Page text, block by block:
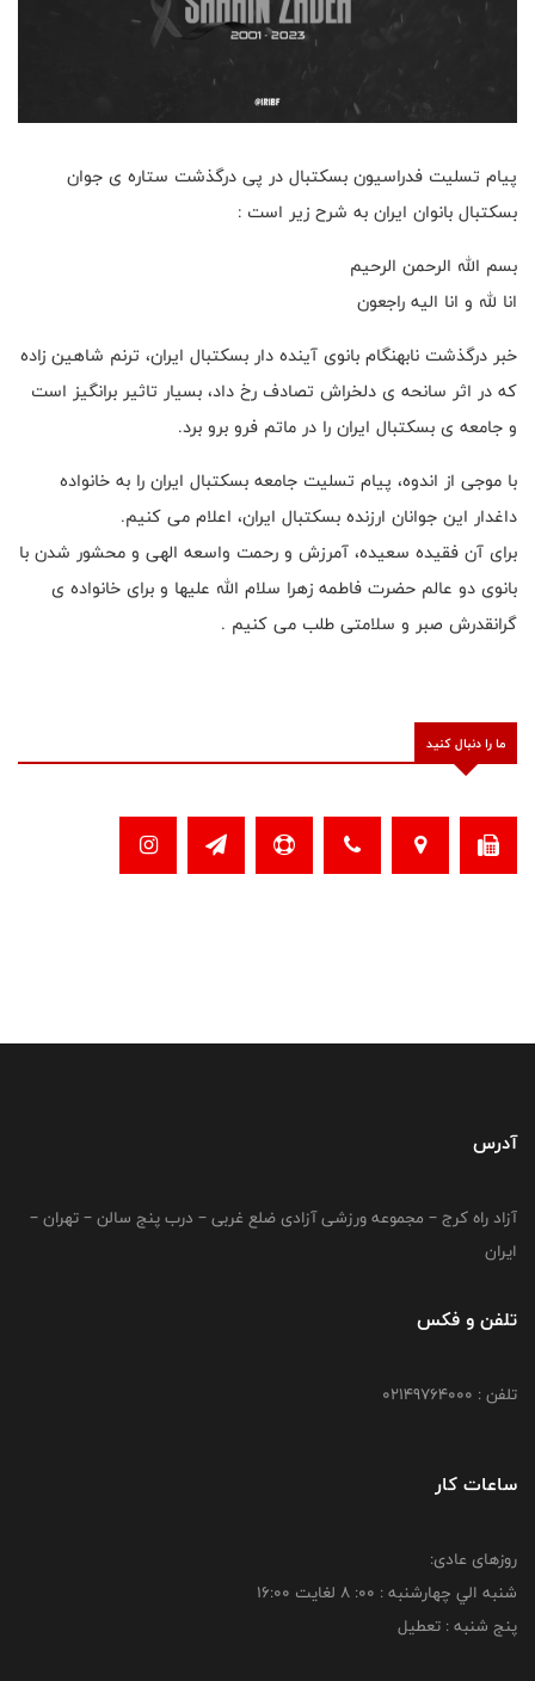
پیام تسلیت فدراسیون بسکتبال در پی درگذشت ستاره ی جوان
بسکتبال بانوان ایران به شرح زیر است :
بسم الله الرحمن الرحیم
انا لله و انا الیه راجعون
خبر درگذشت نابهنگام بانوی آینده دار بسکتبال ایران، ترنم شاهین زاده
که در اثر سانحه ی دلخراش تصادف رخ داد، بسیار تاثیر برانگیز است
و جامعه ی بسکتبال ایران را در ماتم فرو برو برد.
با موجی از اندوه، پیام تسلیت جامعه بسکتبال ایران را به خانواده
داغدار این جوانان ارزنده بسکتبال ایران، اعلام می کنیم.
برای آن فقیده سعیده، آمرزش و رحمت واسعه الهی و محشور شدن با
بانوی دو عالم حضرت فاطمه زهرا سلام الله علیها و برای خانواده ی
گرانقدرش صبر و سلامتی طلب می کنیم .
ما را دنبال کنید
آدرس
آزاد راه کرج – مجموعه ورزشی آزادی ضلع غربی – درب پنج سالن – تهران –
ایران
تلفن و فکس
تلفن : 02149764000
ساعات کار
روزهای عادی:
شنبه الي چهارشنبه : 00: 8 لغايت 16:00
پنج شنبه : تعطیل